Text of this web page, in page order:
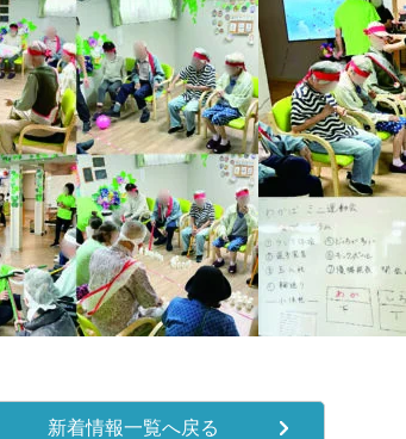
新着情報一覧へ戻る